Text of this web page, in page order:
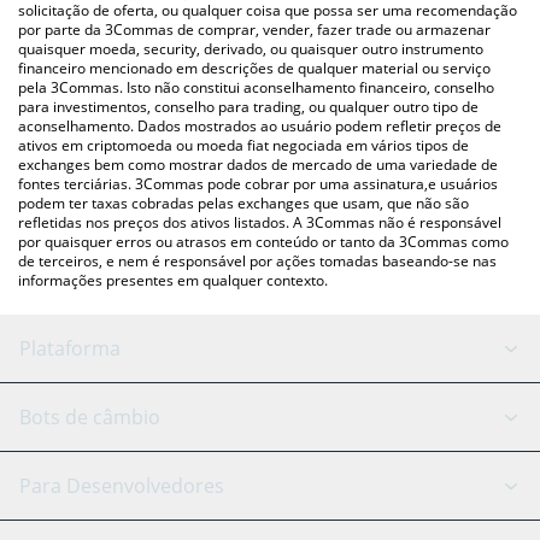
para verificar o último preço de yuki nas principais moedas fiat e
criptográficas.
solicitação de oferta, ou qualquer coisa que possa ser uma recomendação
por parte da 3Commas de comprar, vender, fazer trade ou armazenar
quaisquer moeda, security, derivado, ou quaisquer outro instrumento
financeiro mencionado em descrições de qualquer material ou serviço
pela 3Commas. Isto não constitui aconselhamento financeiro, conselho
para investimentos, conselho para trading, ou qualquer outro tipo de
aconselhamento. Dados mostrados ao usuário podem refletir preços de
ativos em criptomoeda ou moeda fiat negociada em vários tipos de
exchanges bem como mostrar dados de mercado de uma variedade de
fontes terciárias. 3Commas pode cobrar por uma assinatura,e usuários
podem ter taxas cobradas pelas exchanges que usam, que não são
refletidas nos preços dos ativos listados. A 3Commas não é responsável
por quaisquer erros ou atrasos em conteúdo or tanto da 3Commas como
de terceiros, e nem é responsável por ações tomadas baseando-se nas
informações presentes em qualquer contexto.
Plataforma
Bot GRID
Signal Bot
Assistente de IA
Bots de câmbio
Binance
Para Desenvolvedores